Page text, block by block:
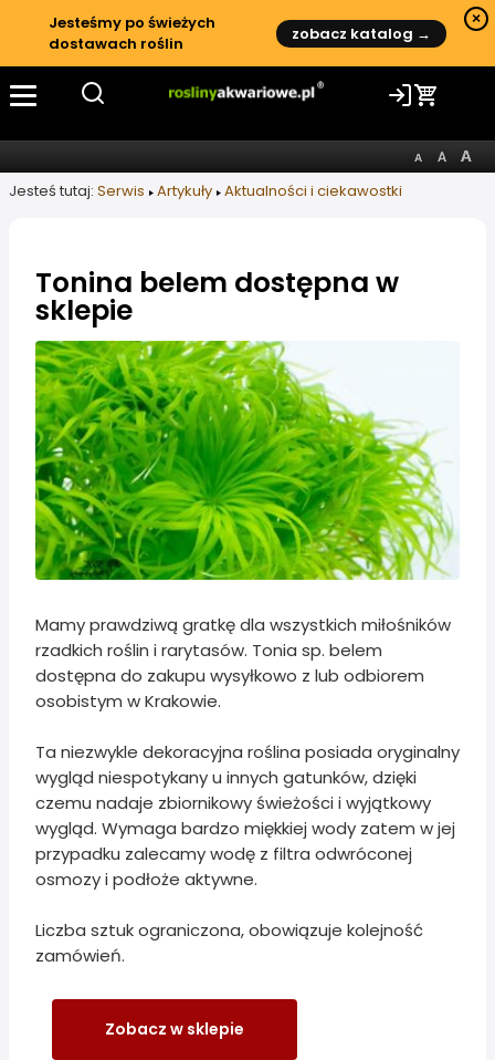
Jesteśmy po świeżych
dostawach roślin
zobacz katalog →
×
Jesteś tutaj: Serwis Artykuły Aktualności i ciekawostki
Tonina belem dostępna w
sklepie
Mamy prawdziwą gratkę dla wszystkich miłośników
rzadkich roślin i rarytasów. Tonia sp. belem
dostępna do zakupu wysyłkowo z lub odbiorem
osobistym w Krakowie.
Ta niezwykle dekoracyjna roślina posiada oryginalny
wygląd niespotykany u innych gatunków, dzięki
czemu nadaje zbiornikowy świeżości i wyjątkowy
wygląd. Wymaga bardzo miękkiej wody zatem w jej
przypadku zalecamy wodę z filtra odwróconej
osmozy i podłoże aktywne.
Liczba sztuk ograniczona, obowiązuje kolejność
zamówień.
Zobacz w sklepie